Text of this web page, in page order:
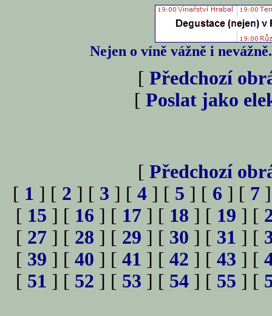
Nejen o víně vážně i
[ Předchozí
[ Poslat jako
[ Předchozí
[ 1 ] [ 2 ] [ 3 ] [ 4 ] [ 5 ] [ 6 ] [ 7
[ 15 ] [ 16 ] [ 17 ] [ 18 ] [ 19 ] [
[ 27 ] [ 28 ] [ 29 ] [ 30 ] [ 31 ] [
[ 39 ] [ 40 ] [ 41 ] [ 42 ] [ 43 ] [
[ 51 ] [ 52 ] [ 53 ] [ 54 ] [ 55 ] [